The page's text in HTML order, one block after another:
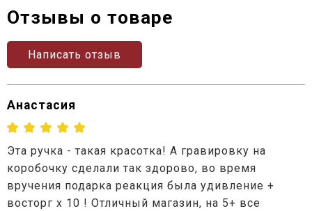
Отзывы о товаре
Написать отзыв
Анастасия
Эта ручка - такая красотка! А гравировку на
коробочку сделали так здорово, во время
вручения подарка реакция была удивление +
восторг х 10 ! Отличный магазин, на 5+ все